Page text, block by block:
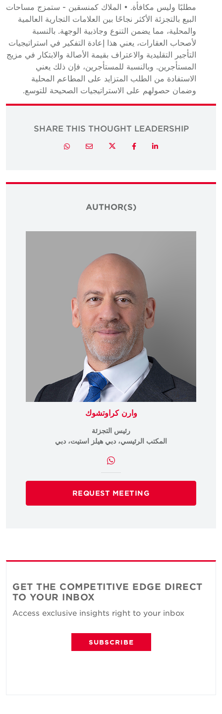
مطلبًا وليس مكافأة. • الملاك كمنسقين - ستمزج مساحات
البيع بالتجزئة الأكثر نجاحًا بين العلامات التجارية العالمية
والمحلية، مما يضمن التنوع وجاذبية الوجهة. بالنسبة
لأصحاب العقارات، يعني هذا إعادة التفكير في استراتيجيات
التأجير التقليدية والاعتراف بقيمة الأصالة والابتكار في مزيج
المستأجرين. وبالنسبة للمستأجرين، فإن ذلك يعني
الاستفادة من الطلب المتزايد على المطاعم المحلية
وضمان حصولهم على الاستراتيجيات الصحيحة للتوسع.
SHARE THIS THOUGHT LEADERSHIP
LinkedIn
Facebook
Twitter
Email
Whatsapp
AUTHOR(S)
وارن كراوتشوك
رئيس التجزئة
المكتب الرئيسي، دبي هيلز استيت، دبي
REQUEST MEETING
GET THE COMPETITIVE EDGE DIRECT
TO YOUR INBOX
Access exclusive insights right to your inbox
SUBSCRIBE